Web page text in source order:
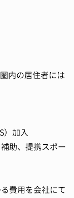
内の居住者には
）加入
助、提携スポー
費用を会社にて